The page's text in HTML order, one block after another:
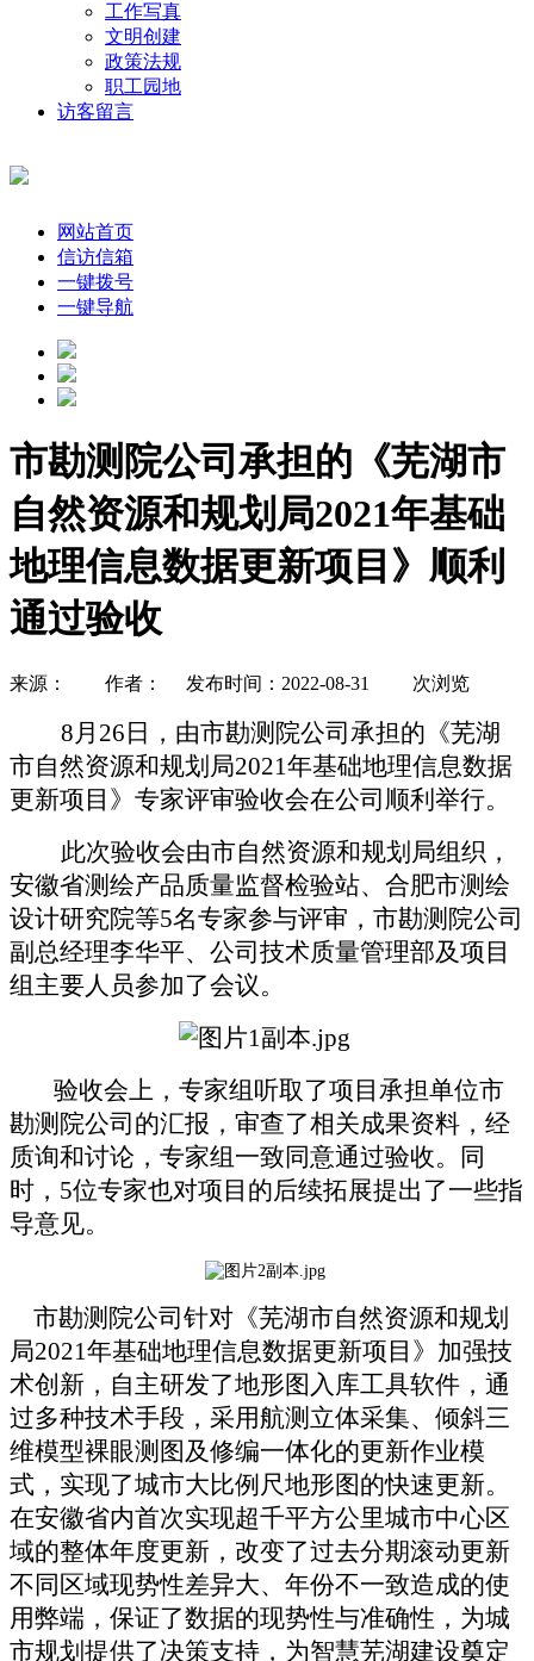
工作写真
文明创建
政策法规
职工园地
访客留言
网站首页
信访信箱
一键拨号
一键导航
市勘测院公司承担的《芜湖市
自然资源和规划局2021年基础
地理信息数据更新项目》顺利
通过验收
来源： 作者： 发布时间：2022-08-31 次浏览
8 月 26 日， 由市勘测院公司 承担的《芜湖
市自然资源和规划局2021年基础地理信息数据
更新项目》专家评审验收会在公司顺利举行。
此次验收会由市自然资源和规划局组织，
安徽省测绘产品质量监督检验站、合肥市测绘
设计研究院等5名专家参与评审，市勘测院公司
副总经理李华平、公司技术质量管理部及项目
组主要人员参加了会议。
验收会上，专家组听取了项目承担单位市
勘测院公司 的汇报，审查了相关成果资料， 经
质询和讨论， 专家组一致同意通过验收。同
时， 5位专家也对项目的后续拓展提出了一些指
导意见。
市勘测院公司针对《芜湖市自然资源和规划
局2021年基础地理信息数据更新项目》加强技
术创新，自主研发了地形图入库工具软件，通
过多种技术手段，采用航测立体采集、倾斜三
维模型裸眼测图及修编一体化的更新作业模
式，实现了城市大比例尺地形图的快速更新。
在安徽省内首次实现超千平方公里城市中心区
域的整体年度更新，改变了过去分期滚动更新
不同区域现势性差异大、年份不一致造成的使
用弊端，保证了数据的现势性与准确性，为城
市规划提供了决策支持，为智慧芜湖建设奠定